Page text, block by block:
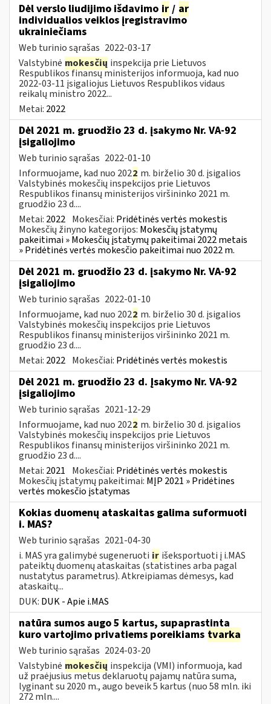
Dėl verslo liudijimo išdavimo ir / ar
individualios veiklos įregistravimo
ukrainiečiams
Web turinio sąrašas 2022-03-17
Valstybinė mokesčių inspekcija prie Lietuvos
Respublikos finansų ministerijos informuoja, kad nuo
2022-03-11 įsigaliojus Lietuvos Respublikos vidaus
reikalų ministro 2022...
Metai: 2022
Dėl 2021 m. gruodžio 23 d. įsakymo Nr. VA-92
įsigaliojimo
Web turinio sąrašas 2022-01-10
Informuojame, kad nuo 2022 m. birželio 30 d. įsigalios
Valstybinės mokesčių inspekcijos prie Lietuvos
Respublikos finansų ministerijos viršininko 2021 m.
gruodžio 23 d....
Metai: 2022 Mokesčiai: Pridėtinės vertės mokestis
Mokesčių žinyno kategorijos: Mokesčių įstatymų
pakeitimai » Mokesčių įstatymų pakeitimai 2022 metais
» Pridėtinės vertės mokesčio pakeitimai nuo 2022 m.
Dėl 2021 m. gruodžio 23 d. įsakymo Nr. VA-92
įsigaliojimo
Web turinio sąrašas 2022-01-10
Informuojame, kad nuo 2022 m. birželio 30 d. įsigalios
Valstybinės mokesčių inspekcijos prie Lietuvos
Respublikos finansų ministerijos viršininko 2021 m.
gruodžio 23 d....
Metai: 2022 Mokesčiai: Pridėtinės vertės mokestis
Dėl 2021 m. gruodžio 23 d. Įsakymo Nr. VA-92
įsigaliojimo
Web turinio sąrašas 2021-12-29
Informuojame, kad nuo 2022 m. birželio 30 d. įsigalios
Valstybinės mokesčių inspekcijos prie Lietuvos
Respublikos finansų ministerijos viršininko 2021 m.
gruodžio 23 d....
Metai: 2021 Mokesčiai: Pridėtinės vertės mokestis
Mokesčių įstatymų pakeitimai: MĮP 2021 » Pridėtines
vertės mokesčio įstatymas
Kokias duomenų ataskaitas galima suformuoti
i. MAS?
Web turinio sąrašas 2021-04-30
i. MAS yra galimybė sugeneruoti ir išeksportuoti į i.MAS
pateiktų duomenų ataskaitas (statistines arba pagal
nustatytus parametrus). Atkreipiamas dėmesys, kad
ataskaitų...
DUK: DUK - Apie i.MAS
natūra sumos augo 5 kartus, supaprastinta
kuro vartojimo privatiems poreikiams tvarka
Web turinio sąrašas 2024-03-20
Valstybinė mokesčių inspekcija (VMI) informuoja, kad
už praėjusius metus deklaruotų pajamų natūra suma,
lyginant su 2020 m., augo beveik 5 kartus (nuo 58 mln. iki
272 mln....